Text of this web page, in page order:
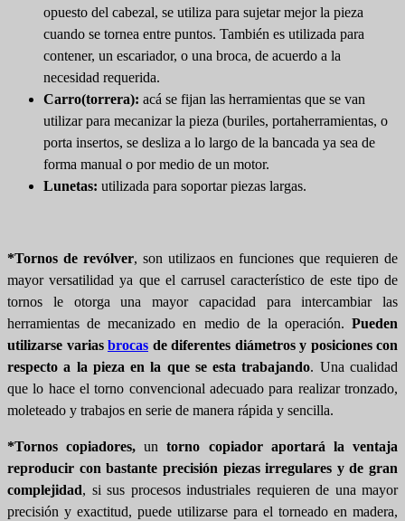
opuesto del cabezal, se utiliza para sujetar mejor la pieza
cuando se tornea entre puntos. También es utilizada para
contener, un escariador, o una broca, de acuerdo a la
necesidad requerida.
Carro(torrera): acá se fijan las herramientas que se van
utilizar para mecanizar la pieza (buriles, portaherramientas, o
porta insertos, se desliza a lo largo de la bancada ya sea de
forma manual o por medio de un motor.
Lunetas: utilizada para soportar piezas largas.
*Tornos de revólver, son utilizaos en funciones que requieren de
mayor versatilidad ya que el carrusel característico de este tipo de
tornos le otorga una mayor capacidad para intercambiar las
herramientas de mecanizado en medio de la operación. Pueden
utilizarse varias brocas de diferentes diámetros y posiciones con
respecto a la pieza en la que se esta trabajando. Una cualidad
que lo hace el torno convencional adecuado para realizar tronzado,
moleteado y trabajos en serie de manera rápida y sencilla.
*Tornos copiadores, untorno copiador aportará la ventaja
reproducir con bastante precisión piezas irregulares y de gran
complejidad, si sus procesos industriales requieren de una mayor
precisión y exactitud, puede utilizarse para el torneado en madera,